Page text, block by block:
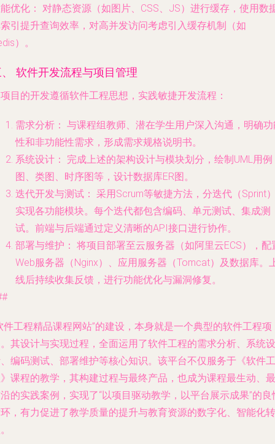
优化： 对静态资源（如图片、CSS、JS）进行缓存，使用数
引提升查询效率，对高并发访问考虑引入缓存机制（如
）。
软件开发流程与项目管理
目的开发遵循软件工程思想，实践敏捷开发流程：
需求分析： 与课程组教师、潜在学生用户深入沟通，明确
性和非功能性需求，形成需求规格说明书。
系统设计：
完成上述的架构设计与模块划分，绘制UML用例
图、类图、时序图等，设计数据库ER图。
迭代开发与测试： 采用Scrum等敏捷方法，分迭代（Sprint
实现各功能模块。每个迭代都包含编码、单元测试、集成测
试。前端与后端通过定义清晰的API接口进行协作。
部署与维护： 将项目部署至云服务器（如阿里云ECS），配
Web服务器（Nginx）、应用服务器（Tomcat）及数据库。
线后持续收集反馈，进行功能优化与漏洞修复。
件工程精品课程网站”的建设，本身就是一个典型的软件工程项
其设计与实现过程，全面运用了软件工程的需求分析、系统设
编码测试、部署维护等核心知识。该平台不仅服务于《软件工
课程的教学，其构建过程与最终产品，也成为课程最生动、最
的实践案例，实现了“以项目驱动教学，以平台展示成果”的良
，有力促进了教学质量的提升与教育资源的数字化、智能化转